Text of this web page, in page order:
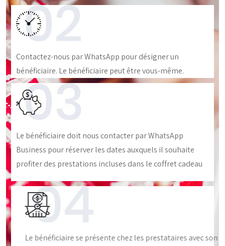
Contactez-nous par WhatsApp pour désigner un
bénéficiaire. Le bénéficiaire peut être vous-même.
Le bénéficiaire doit nous contacter par WhatsApp
Business pour réserver les dates auxquels il souhaite
profiter des prestations incluses dans le coffret cadeau
Le bénéficiaire se présente chez les prestataires avec son